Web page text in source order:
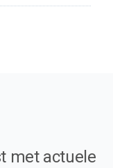
met actuele